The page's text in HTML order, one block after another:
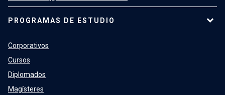
PROGRAMAS DE ESTUDIO
Corporativos
Cursos
Diplomados
Magísteres